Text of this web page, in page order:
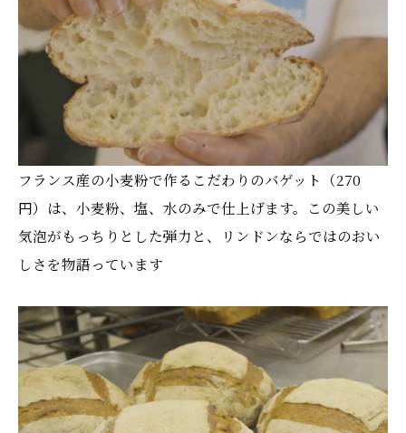
フランス産の小麦粉で作るこだわりのバゲット（270
円）は、小麦粉、塩、水のみで仕上げます。この美しい
気泡がもっちりとした弾力と、リンドンならではのおい
しさを物語っています